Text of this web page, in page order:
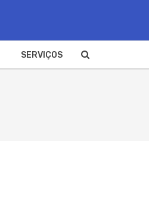
SERVIÇOS